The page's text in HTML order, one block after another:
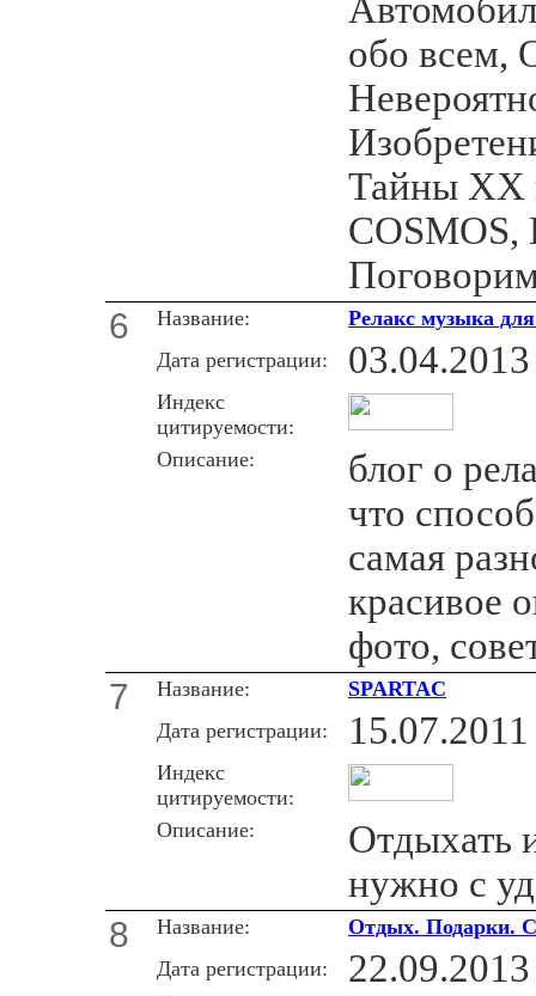
обо всем,
Тайны XX
COSMOS,
6 Название:
Релакс музыка
Дата регистрации:
03.04.2013
Индекс
цитируемости:
Описание:
блог о
что
самая
красивое
фото,
7 Название:
SPARTAC
Дата регистрации:
15.07.2011
Индекс
цитируемости:
Описание:
Отдыхать
нужно с
8 Название:
Отдых. Подарки.
Дата регистрации:
22.09.2013